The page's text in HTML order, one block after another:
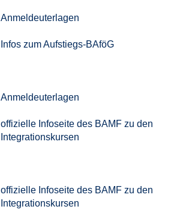
Anmeldeuterlagen
Infos zum Aufstiegs-BAföG
Anmeldeuterlagen
offizielle Infoseite des BAMF zu den
Integrationskursen
offizielle Infoseite des BAMF zu den
Integrationskursen